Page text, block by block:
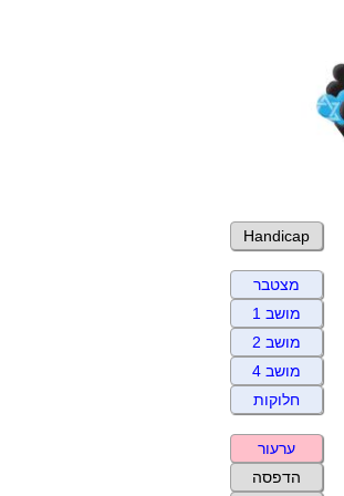
Handicap
מצטבר
מושב 1
מושב 2
מושב 4
חלוקות
ערעור
הדפסה